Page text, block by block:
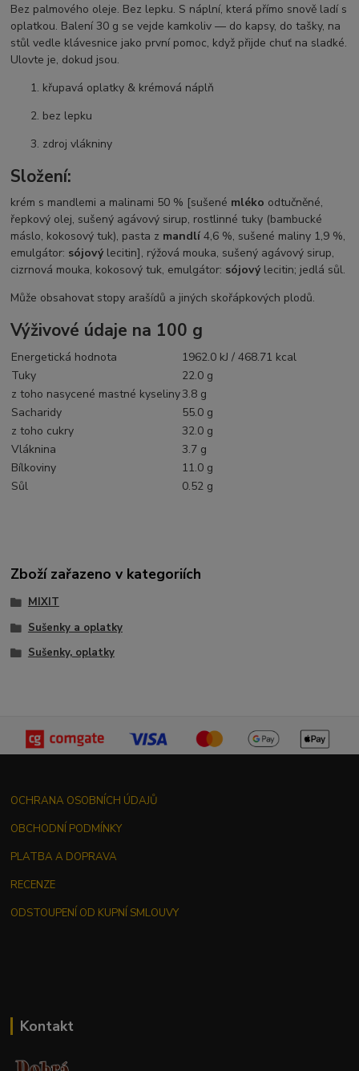
Bez palmového oleje. Bez lepku. S náplní, která přímo snově ladí s
oplatkou. Balení 30 g se vejde kamkoliv — do kapsy, do tašky, na
stůl vedle klávesnice jako první pomoc, když přijde chuť na sladké.
Ulovte je, dokud jsou.
křupavá oplatky & krémová náplň
bez lepku
zdroj vlákniny
Složení:
krém s mandlemi a malinami 50 % [sušené mléko odtučněné,
řepkový olej, sušený agávový sirup, rostlinné tuky (bambucké
máslo, kokosový tuk), pasta z mandlí 4,6 %, sušené maliny 1,9 %,
emulgátor: sójový lecitin], rýžová mouka, sušený agávový sirup,
cizrnová mouka, kokosový tuk, emulgátor: sójový lecitin; jedlá sůl.
Může obsahovat stopy arašídů a jiných skořápkových plodů.
Výživové údaje na 100 g
Energetická hodnota
1962.0 kJ / 468.71 kcal
Tuky
22.0 g
z toho nasycené mastné kyseliny3.8 g
Sacharidy
55.0 g
z toho cukry
32.0 g
Vláknina
3.7 g
Bílkoviny
11.0 g
Sůl
0.52 g
Zboží zařazeno v kategoriích
MIXIT
Sušenky a oplatky
Sušenky, oplatky
OCHRANA OSOBNÍCH ÚDAJŮ
OBCHODNÍ PODMÍNKY
PLATBA A DOPRAVA
RECENZE
ODSTOUPENÍ OD KUPNÍ SMLOUVY
Kontakt